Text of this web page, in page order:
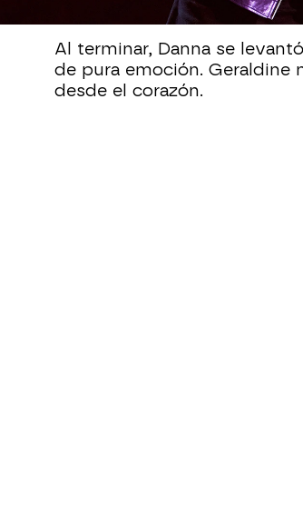
Al terminar, Danna se
de pura emoción. Geraldine
desde el corazón.